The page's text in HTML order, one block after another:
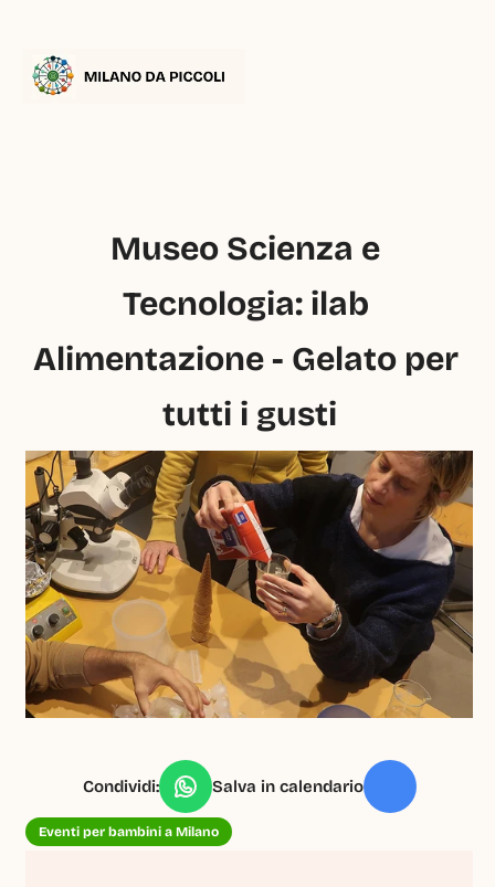
Museo Scienza e
Tecnologia: ilab
Alimentazione - Gelato per
tutti i gusti
Condividi: Salva in calendario
Eventi per bambini a Milano